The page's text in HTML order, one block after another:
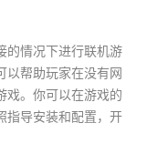
的情况下进行联机游
以帮助玩家在没有网
戏。你可以在游戏的
指导安装和配置，开